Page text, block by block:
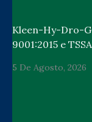
Kleen-Hy-Dro-
9001:2015 e TSSA
5 De Agosto, 2026